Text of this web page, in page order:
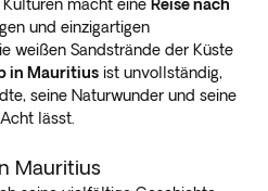
Kulturen macht eine Reise nach
und einzigartigen
weißen Sandstrände der Küste
in Mauritius ist unvollständig,
seine Naturwunder und seine
lässt.
Mauritius